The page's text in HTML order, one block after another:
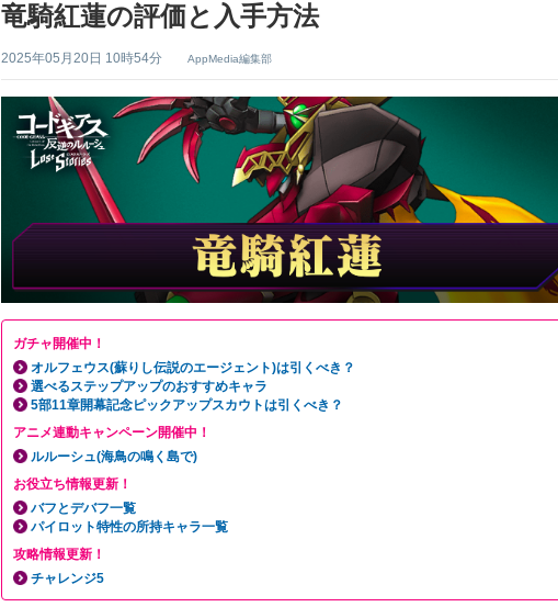
竜騎紅蓮の評価と入手方法
2025年05月20日 10時54分 AppMedia編集部
ガチャ開催中！
オルフェウス(蘇りし伝説のエージェント)は引くべき？
選べるステップアップのおすすめキャラ
5部11章開幕記念ピックアップスカウトは引くべき？
アニメ連動キャンペーン開催中！
ルルーシュ(海鳥の鳴く島で)
お役立ち情報更新！
バフとデバフ一覧
パイロット特性の所持キャラ一覧
攻略情報更新！
チャレンジ5